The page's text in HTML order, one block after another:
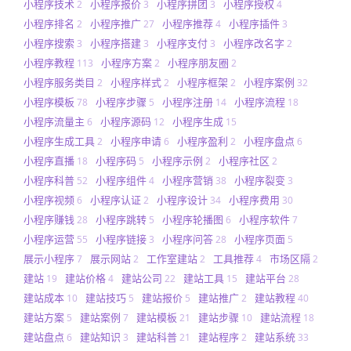
小程序技术 2 小程序报价 3 小程序拼团 3 小程序授权 4
小程序排名 2 小程序推广27 小程序推荐4 小程序插件 3
小程序搜索 3 小程序搭建 3 小程序支付 3 小程序改名字 2
小程序教程 113 小程序方案2 小程序朋友圈 2
小程序服务类目 2 小程序样式2 小程序框架 2 小程序案例 32
小程序模板 78 小程序步骤 5 小程序注册 14 小程序流程 18
小程序流量主 6 小程序源码 12 小程序生成 15
小程序生成工具2 小程序申请6 小程序盈利 2 小程序盘点 6
小程序直播 18 小程序码 5 小程序示例 2 小程序社区 2
小程序科普 52 小程序组件4 小程序营销 38 小程序裂变 3
小程序视频6 小程序认证2 小程序设计 34 小程序费用 30
小程序赚钱28 小程序跳转 5 小程序轮播图 6 小程序软件7
小程序运营 55 小程序链接 3 小程序问答28 小程序页面 5
展示小程序7 展示网站2 工作室建站2 工具推荐4 市场区隔2
建站 19 建站价格4 建站公司 22 建站工具 15 建站平台 28
建站成本 10 建站技巧 5 建站报价 5 建站推广2 建站教程40
建站方案 5 建站案例 7 建站模板 21 建站步骤 10 建站流程 18
建站盘点 6 建站知识 3 建站科普21 建站程序2 建站系统 33